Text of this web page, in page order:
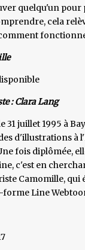
quelqu'un pour
cela
: Clara Lang
31 juillet 1995 à
d'illustrations à
fois diplômée,
c'est en
Camomille,
forme Line